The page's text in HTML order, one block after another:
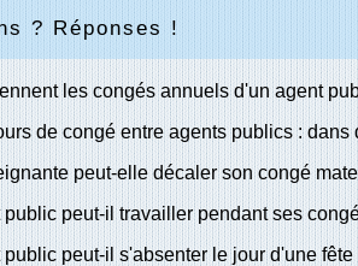
? Réponses !
les congés annuels d'un agent
de congé entre agents publics :
peut-elle décaler son congé
public peut-il travailler pendant ses
public peut-il s'absenter le jour d'une